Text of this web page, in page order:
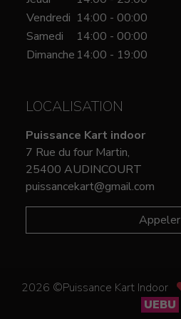
Vendredi 14:00 - 00:00
Samedi
14:00 - 00:00
Dimanche 14:00 - 19:00
LOCALISATION
Puissance Kart indoor
7 Rue du four Martin,
25400 AUDINCOURT
puissancekart@gmail.com
Appeler
2026 ©Puissance Kart Indoor
UEBU